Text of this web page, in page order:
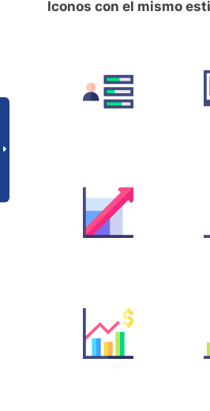
Iconos con el mismo